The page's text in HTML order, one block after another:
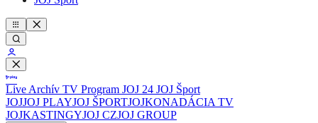
Live Archív TV Program JOJ 24 JOJ Šport
JOJJOJ PLAYJOJ ŠPORTJOJKONADÁCIA TV
JOJKASTINGYJOJ CZJOJ GROUP